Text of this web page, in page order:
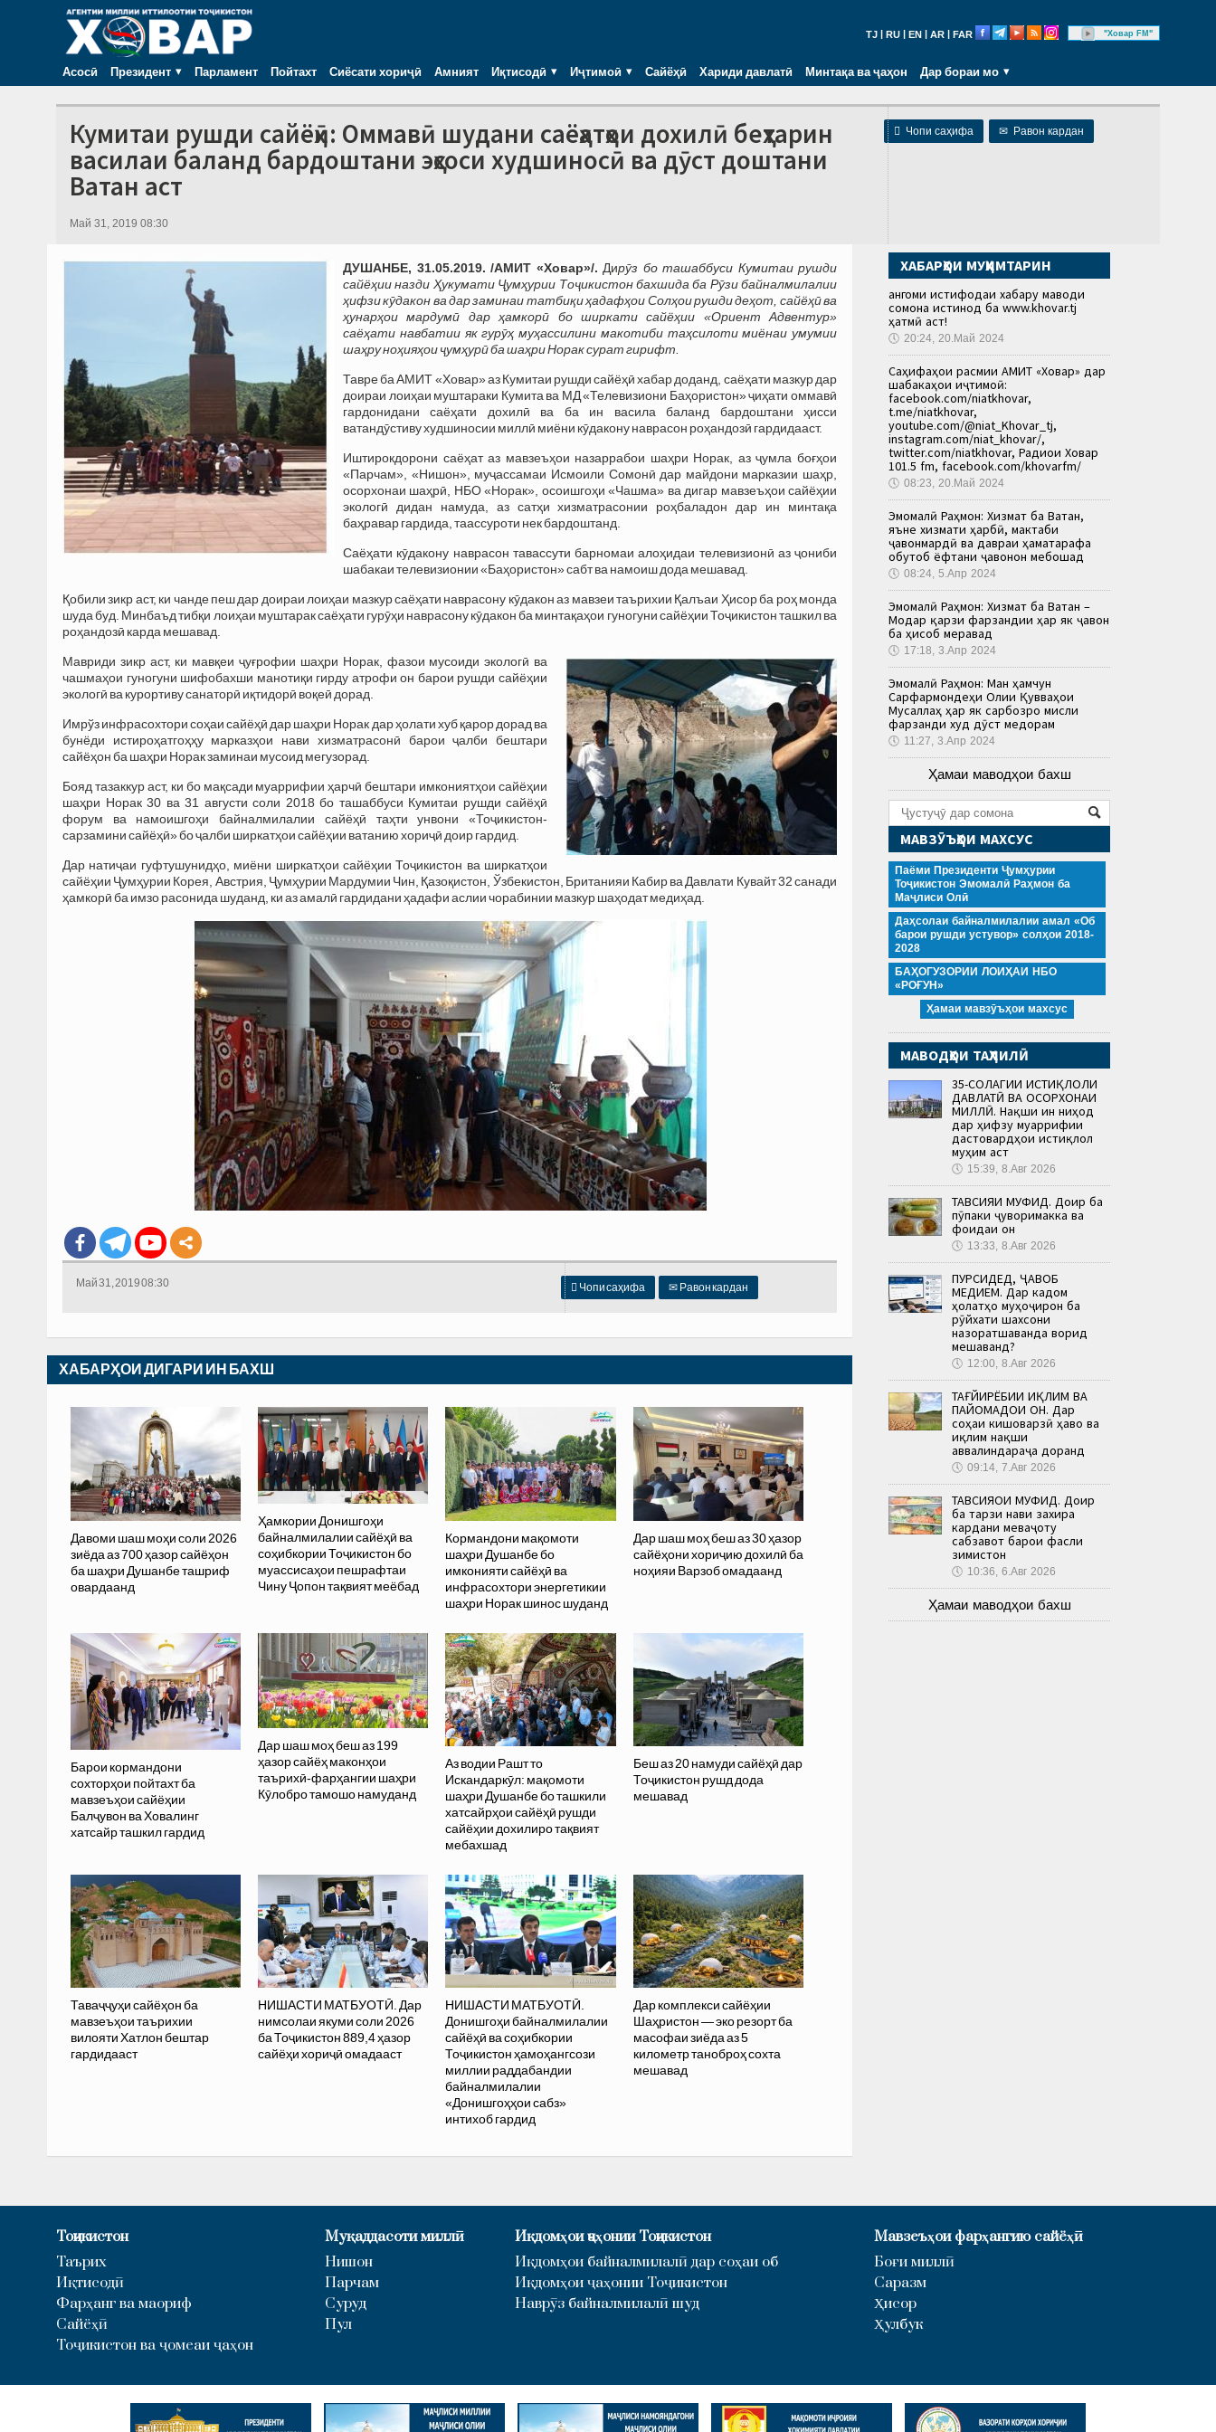
TJ RU EN AR FAR "Ховар FM"
Асосӣ Президент Парламент Пойтахт Сиёсати хориҷӣ Амният Иқтисодӣ Иҷтимоӣ Сайёҳӣ Хариди давлатӣ Минтақа ва ҷаҳон Дар бораи мо
 Чопи саҳифа ✉ Равон кардан
Кумитаи рушди сайёҳӣ: Оммавӣ шудани саёҳатҳои дохилӣ беҳтарин
василаи баланд бардоштани эҳсоси худшиносӣ ва дӯст доштани
Ватан аст
Май 31, 2019 08:30
ДУШАНБЕ, 31.05.2019. /АМИТ «Ховар»/. Дирӯз бо ташаббуси Кумитаи рушди
сайёҳии назди Ҳукумати Ҷумҳурии Тоҷикистон бахшида ба Рӯзи байналмилалии
ҳифзи кӯдакон вадар заминаи татбиқи ҳадафҳои Солҳои рушди деҳот, сайёҳӣ ва
ҳунарҳои мардумӣ дар ҳамкорӣ бо ширкати сайёҳии «Ориент Адвентур»
саёҳати навбатии як гурӯҳ муҳассилини макотиби таҳсилоти миёнаи умумии
шаҳру ноҳияҳои ҷумҳурӣ ба шаҳри Норак сурат гирифт.
Тавре ба АМИТ «Ховар» аз Кумитаи рушди сайёҳӣ хабар доданд, саёҳати мазкур дар
доираи лоиҳаи муштараки Кумита ва МД «Телевизиони Баҳористон» ҷиҳати оммавӣ
гардонидани саёҳати дохилӣ ва ба ин васила баланд бардоштани ҳисси
ватандӯстиву худшиносии миллӣ миёни кӯдакону наврасон роҳандозӣ гардидааст.
Иштирокдорони саёҳат аз мавзеъҳои назаррабои шаҳри Норак, аз ҷумла боғҳои
«Парчам», «Нишон», муҷассамаи Исмоили Сомонӣ дар майдони марказии шаҳр,
осорхонаи шаҳрӣ, НБО «Норак», осоишгоҳи «Чашма» ва дигар мавзеъҳои сайёҳии
экологӣ дидан намуда, аз сатҳи хизматрасонии роҳбаладон дар ин минтақа
баҳравар гардида, таассуроти нек бардоштанд.
Саёҳати кӯдакону наврасон тавассути барномаи алоҳидаи телевизионӣ аз ҷониби
шабакаи телевизионии «Баҳористон» сабт ва намоиш дода мешавад.
Қобили зикр аст, ки чанде пеш дар доираи лоиҳаи мазкур саёҳати наврасону кӯдакон аз мавзеи таърихии Қалъаи Ҳисор ба роҳ монда
шуда буд. Минбаъд тибқи лоиҳаи муштарак саёҳати гурӯҳи наврасону кӯдакон ба минтақаҳои гуногуни сайёҳии Тоҷикистон ташкил ва
роҳандозӣ карда мешавад.
Мавриди зикр аст, ки мавқеи ҷуғрофии шаҳри Норак, фазои мусоиди экологӣ ва
чашмаҳои гуногуни шифобахши манотиқи гирду атрофи он барои рушди сайёҳии
экологӣ ва курортиву санаторӣ иқтидорӣ воқеӣ дорад.
Имрўз инфрасохтори соҳаи сайёҳӣ дар шаҳри Норак дар ҳолати хуб қарор дорад ва
бунёди истироҳатгоҳҳу марказҳои нави хизматрасонӣ барои ҷалби бештари
сайёҳон ба шаҳри Норак заминаи мусоид мегузорад.
Бояд тазаккур аст, ки бо мақсади муаррифии ҳарчӣ бештари имкониятҳои сайёҳии
шаҳри Норак 30 ва 31 августи соли 2018 бо ташаббуси Кумитаи рушди сайёҳӣ
форум ва намоишгоҳи байналмилалии сайёҳӣ таҳти унвони «Тоҷикистон-
сарзамини сайёҳӣ» бо ҷалби ширкатҳои сайёҳии ватанию хориҷӣ доир гардид.
Дар натиҷаи гуфтушунидҳо, миёни ширкатҳои сайёҳии Тоҷикистон ва ширкатҳои
сайёҳии Ҷумҳурии Корея, Австрия, Ҷумҳурии Мардумии Чин, Қазоқистон, Ўзбекистон, Британияи Кабир ва Давлати Кувайт 32 санади
ҳамкорӣ ба имзо расонида шуданд, ки аз амалӣ гардидани ҳадафи аслии чорабинии мазкур шаҳодат медиҳад.
 Чопи саҳифа ✉ Равон кардан
Май 31, 2019 08:30
ХАБАРҲОИ ДИГАРИ ИН БАХШ
Давоми шаш моҳи соли 2026
зиёда аз 700 ҳазор сайёҳон
ба шаҳри Душанбе ташриф
овардаанд
Ҳамкории Донишгоҳи
байналмилалии сайёҳӣ ва
соҳибкории Тоҷикистон бо
муассисаҳои пешрафтаи
Чину Ҷопон тақвият меёбад
Кормандони мақомоти
шаҳри Душанбе бо
имконияти сайёҳӣ ва
инфрасохтори энергетикии
шаҳри Норак шинос шуданд
Дар шаш моҳ беш аз 30 ҳазор
сайёҳони хориҷию дохилӣ ба
ноҳияи Варзоб омадаанд
Барои кормандони
сохторҳои пойтахт ба
мавзеъҳои сайёҳии
Балҷувон ва Ховалинг
хатсайр ташкил гардид
Дар шаш моҳ беш аз 199
ҳазор сайёҳ маконҳои
таърихӣ-фарҳангии шаҳри
Кӯлобро тамошо намуданд
Аз водии Рашт то
Искандаркӯл: мақомоти
шаҳри Душанбе бо ташкили
хатсайрҳои сайёҳӣ рушди
сайёҳии дохилиро тақвият
мебахшад
Беш аз 20 намуди сайёҳӣ дар
Тоҷикистон рушд дода
мешавад
Таваҷҷуҳи сайёҳон ба
мавзеъҳои таърихии
вилояти Хатлон бештар
гардидааст
НИШАСТИ МАТБУОТӢ. Дар
нимсолаи якуми соли 2026
ба Тоҷикистон 889,4 ҳазор
сайёҳи хориҷӣ омадааст
НИШАСТИ МАТБУОТӢ.
Донишгоҳи байналмилалии
сайёҳӣ ва соҳибкории
Тоҷикистон ҳамоҳангсози
миллии раддабандии
байналмилалии
«Донишгоҳҳои сабз»
интихоб гардид
Дар комплекси сайёҳии
Шаҳристон — эко резорт ба
масофаи зиёда аз 5
километр таноброҳ сохта
мешавад
ХАБАРҲОИ МУҲИМТАРИН
Ҳангоми истифодаи хабару маводи
сомона истинод ба www.khovar.tj
ҳатмӣ аст!
🕔 20:24, 20.Май 2024
Саҳифаҳои расмии АМИТ «Ховар» дар
шабакаҳои иҷтимоӣ:
facebook.com/niatkhovar,
t.me/niatkhovar,
youtube.com/@niat_Khovar_tj,
instagram.com/niat_khovar/,
twitter.com/niatkhovar, Радиои Ховар
101.5 fm, facebook.com/khovarfm/
🕔 08:23, 20.Май 2024
Эмомалӣ Раҳмон: Хизмат ба Ватан,
яъне хизмати ҳарбӣ, мактаби
ҷавонмардӣ ва давраи ҳаматарафа
обутоб ёфтани ҷавонон мебошад
🕔 08:24, 5.Апр 2024
Эмомалӣ Раҳмон: Хизмат ба Ватан –
Модар қарзи фарзандии ҳар як ҷавон
ба ҳисоб меравад
🕔 17:18, 3.Апр 2024
Эмомалӣ Раҳмон: Ман ҳамчун
Сарфармондеҳи Олии Қувваҳои
Мусаллаҳ ҳар як сарбозро мисли
фарзанди худ дӯст медорам
🕔 11:27, 3.Апр 2024
Ҳамаи маводҳои бахш
МАВЗӮЪҲОИ МАХСУС
Паёми Президенти Ҷумҳурии
Тоҷикистон Эмомалӣ Раҳмон ба
Маҷлиси Олӣ
Даҳсолаи байналмилалии амал «Об
барои рушди устувор» солҳои 2018-
2028
БАҲОГУЗОРИИ ЛОИҲАИ НБО
«РОҒУН»
Ҳамаи мавзӯъҳои махсус
МАВОДҲОИ ТАҲЛИЛӢ
35-СОЛАГИИ ИСТИҚЛОЛИ
ДАВЛАТӢ ВА ОСОРХОНАИ
МИЛЛӢ. Нақши ин ниҳод
дар ҳифзу муаррифии
дастовардҳои истиқлол
муҳим аст
🕔 15:39, 8.Авг 2026
ТАВСИЯИ МУФИД. Доир ба
пӯпаки ҷуворимакка ва
фоидаи он
🕔 13:33, 8.Авг 2026
ПУРСИДЕД, ҶАВОБ
МЕДИҲЕМ. Дар кадом
ҳолатҳо муҳоҷирон ба
рӯйхати шахсони
назоратшаванда ворид
мешаванд?
🕔 12:00, 8.Авг 2026
ТАҒЙИРЁБИИ ИҚЛИМ ВА
ПАЙОМАДҲОИ ОН. Дар
соҳаи кишоварзӣ ҳаво ва
иқлим нақши
аввалиндараҷа доранд
🕔 09:14, 7.Авг 2026
ТАВСИЯҲОИ МУФИД. Доир
ба тарзи нави захира
кардани меваҷоту
сабзавот барои фасли
зимистон
🕔 10:36, 6.Авг 2026
Ҳамаи маводҳои бахш
Тоҷикистон
Таърих
Иқтисодӣ
Фарҳанг ва маориф
Сайёҳӣ
Тоҷикистон ва ҷомеаи ҷаҳон
Муқаддасоти миллӣ
Нишон
Парчам
Суруд
Пул
Иқдомҳои ҷаҳонии Тоҷикистон
Иқдомҳои байналмилалӣ дар соҳаи об
Иқдомҳои ҷаҳонии Тоҷикистон
Наврӯз байналмилалӣ шуд
Мавзеъҳои фарҳангию сайёҳӣ
Боғи миллӣ
Саразм
Ҳисор
Ҳулбук